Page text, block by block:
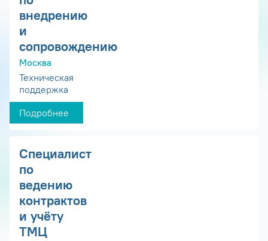
внедрению
и
сопровождению
Москва
Техническая
поддержка
Подробнее
Специалист
по
ведению
контрактов
и учёту
ТМЦ